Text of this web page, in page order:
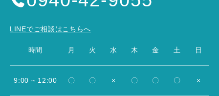
LINEでご相談はこちらへ
時間 月 火 水 木 金 土 日
9:00 ~ 12:00 〇 〇 × 〇 〇 〇 ×